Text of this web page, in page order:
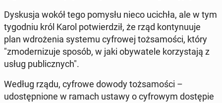
Dyskus­ja wokół tego pomysłu nieco ucichła, ale w tym
ty­god­niu król Karol potwierdz­ił, że rząd kon­tynu­u­je
plan wdroże­nia systemu cyfrowej tożsamoś­ci, który
"zmod­ern­izu­je sposób, w jaki oby­wa­tele ko­rzys­ta­ją z
usług pub­licznych".
Według rządu, cyfrowe dowody tożsamoś­ci –
udostęp­nione w ramach ustawy o cyfrowym dostępie